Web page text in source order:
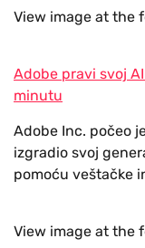
View image at the
Adobe pravi svoj
minutu
Adobe Inc. počeo
izgradio svoj
pomoću veštačke
View image at the